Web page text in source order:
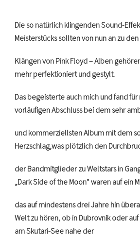
Die so natürlich klingenden Sound-
Meisterstücks sollten von nun an zu
Klängen von Pink Floyd – Alben
mehr perfektioniert und gestylt.
Das begeisterte auch mich und fand für
vorläufigen Abschluss bei dem sehr
und kommerziellsten Album mit dem
Herzschlag,was plötzlich den
der Bandmitglieder zu Weltstars in
„Dark Side of the Moon“ waren auf ein
das auf mindestens drei Jahre hin
Welt zu hören, ob in Dubrovnik oder
am Skutari-See nahe der